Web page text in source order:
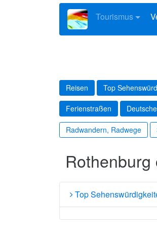
Tourismus
Reisen Top
Ferienstraßen
Radwandern, Radwege
Top